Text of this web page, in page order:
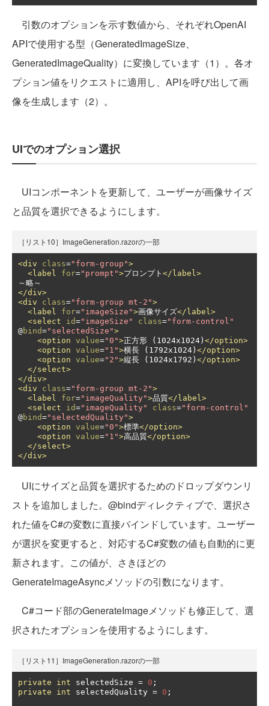
引数のオプションを示す数値から、それぞれOpenAI
APIで使用する型（GeneratedImageSize、
GeneratedImageQuality）に変換しています（1）。各オ
プション値をリクエストに適用し、APIを呼び出して画
像を生成します（2）。
UIでのオプション選択
UIコンポーネントを更新して、ユーザーが画像サイズ
と品質を選択できるようにします。
［リスト10］ImageGeneration.razorの一部
<div class="form-group">
<label
for="prompt">プロンプト </label>
</div>
<div
class="form-group mt-2">
<label
for="imageSize">画像サイズ</label>
<select
id="imageSize" class="form-control"
@bind="selectedSize">
<option value="0">正方形 (1024x1024) </option>
<option value="1">横長 (1792x1024) </option>
<option value="2">縦長 (1024x1792) </option>
</select>
</div>
<div
class="form-group mt-2">
<label
for="imageQuality">品質</label>
<select
id="imageQuality" class="form-control"
@bind="selectedQuality">
<option value="0">標準</option>
<option value="1">高品質</option>
</select>
</div>
UIにサイズと品質を選択するためのドロップダウンリ
ストを追加しました。@bindディレクティブで、選択さ
れた値をC#の変数に直接バインドしています。ユーザー
が選択を変更すると、対応するC#変数の値も自動的に更
新されます。この値が、さきほどの
GenerateImageAsyncメソッドの引数になります。
C#コード部のGenerateImageメソッドも修正して、選
択されたオプションを使用するようにします。
［リスト11］ImageGeneration.razorの一部
private int selectedSize = 0 ;
private
int selectedQuality = 0 ;